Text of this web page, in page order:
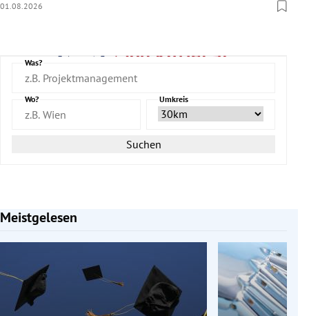
01.08.2026
Was?
Wo? Umkreis
Suchen
Meistgelesen
Slide 1 von 7